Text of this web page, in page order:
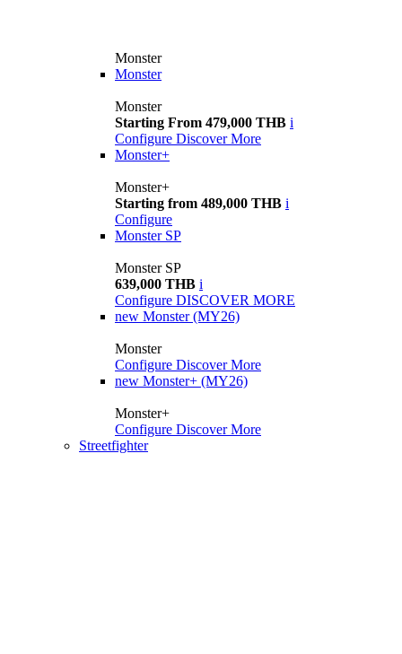
Monster
Monster
Monster
Starting From 479,000 THB i
Configure Discover More
Monster+
Monster+
Starting from 489,000 THB i
Configure
Monster SP
Monster SP
639,000 THB i
Configure DISCOVER MORE
new Monster (MY26)
Monster
Configure Discover More
new Monster+ (MY26)
Monster+
Configure Discover More
Streetfighter